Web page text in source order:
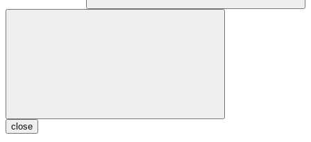
close